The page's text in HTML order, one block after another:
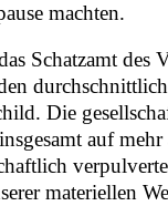
machten.
Schatzamt des
Die
auf
materiellen